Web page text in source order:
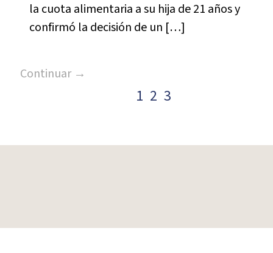
la cuota alimentaria a su hija de 21 años y
confirmó la decisión de un […]
Continuar →
de
1 2 3